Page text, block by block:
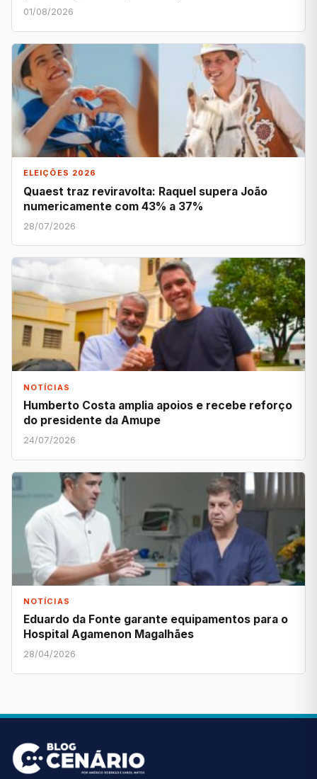
01/08/2026
ELEIÇÕES 2026
Quaest traz reviravolta: Raquel supera João
numericamente com 43% a 37%
28/07/2026
NOTÍCIAS
Humberto Costa amplia apoios e recebe reforço
do presidente da Amupe
24/07/2026
NOTÍCIAS
Eduardo da Fonte garante equipamentos para o
Hospital Agamenon Magalhães
28/04/2026